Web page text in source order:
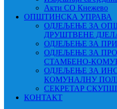
Акти СО Кнежево
ОПШТИНСКА УПРАВА
ОДЈЕЉЕЊЕ ЗА
ДРУШТВЕНЕ
ОДЈЕЉЕЊЕ ЗА
ОДЈЕЉЕЊЕ ЗА
СТАМБЕНО-
ОДЈЕЉЕЊЕ ЗА
КОМУНАЛНУ
СЕКРЕТАР
КОНТАКТ